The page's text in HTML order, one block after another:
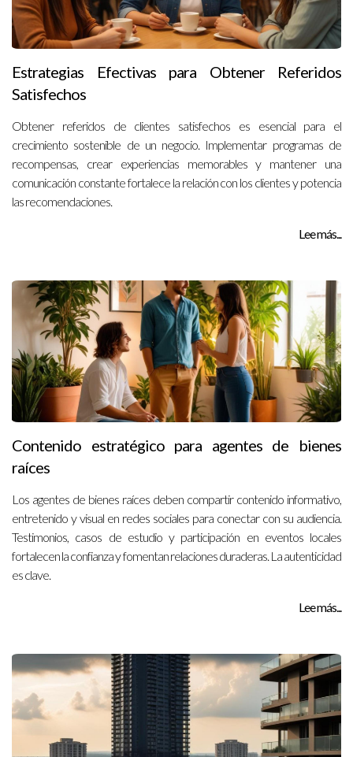
Estrategias Efectivas para Obtener Referidos
Satisfechos
Obtener referidos de clientes satisfechos es esencial para el
crecimiento sostenible de un negocio. Implementar programas de
recompensas, crear experiencias memorables y mantener una
comunicación constante fortalece la relación con los clientes y potencia
las recomendaciones.
Lee más...
Contenido estratégico para agentes de bienes
raíces
Los agentes de bienes raíces deben compartir contenido informativo,
entretenido y visual en redes sociales para conectar con su audiencia.
Testimonios, casos de estudio y participación en eventos locales
fortalecen la confianza y fomentan relaciones duraderas. La autenticidad
es clave.
Lee más...